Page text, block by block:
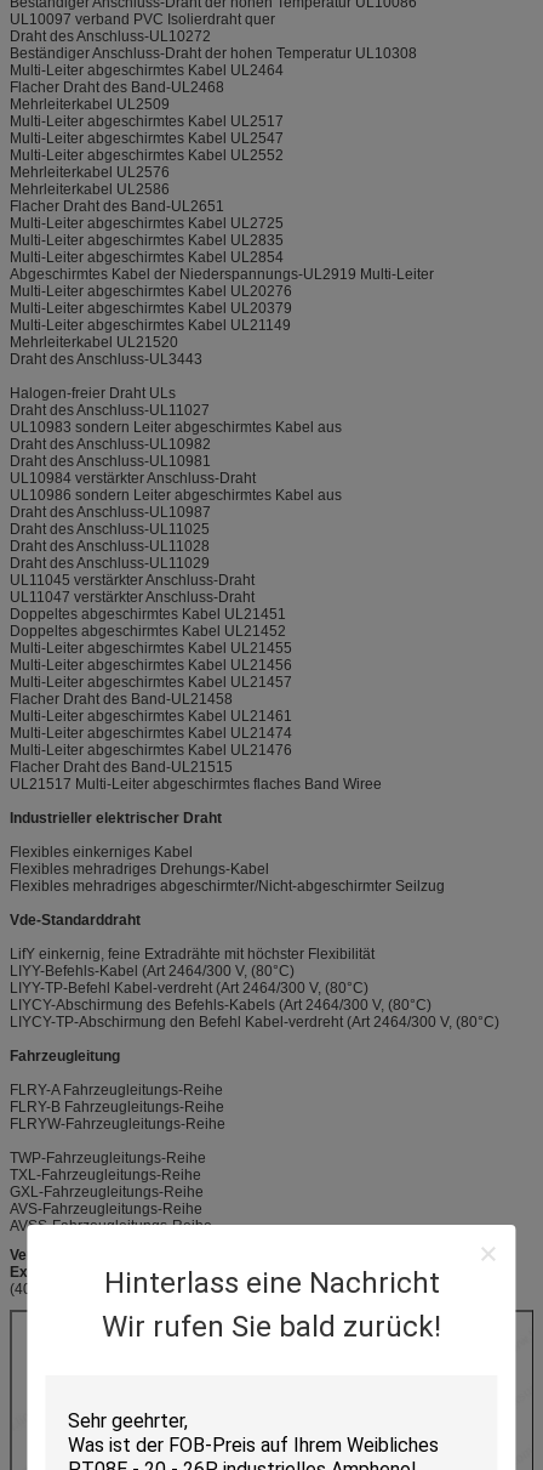
Hinterlass eine Nachricht
Wir rufen Sie bald zurück!
UL10097 verband PVC Isolierdraht quer
Draht des Anschluss-UL10272
Beständiger Anschluss-Draht der hohen Temperatur UL10308
Multi-Leiter abgeschirmtes Kabel UL2464
Flacher Draht des Band-UL2468
Mehrleiterkabel UL2509
Multi-Leiter abgeschirmtes Kabel UL2517
Multi-Leiter abgeschirmtes Kabel UL2547
Multi-Leiter abgeschirmtes Kabel UL2552
Mehrleiterkabel UL2576
Mehrleiterkabel UL2586
Flacher Draht des Band-UL2651
Multi-Leiter abgeschirmtes Kabel UL2725
Multi-Leiter abgeschirmtes Kabel UL2835
Multi-Leiter abgeschirmtes Kabel UL2854
Abgeschirmtes Kabel der Niederspannungs-UL2919 Multi-Leiter
Multi-Leiter abgeschirmtes Kabel UL20276
Multi-Leiter abgeschirmtes Kabel UL20379
Multi-Leiter abgeschirmtes Kabel UL21149
Mehrleiterkabel UL21520
Draht des Anschluss-UL3443
Halogen-freier Draht ULs
Draht des Anschluss-UL11027
UL10983 sondern Leiter abgeschirmtes Kabel aus
Draht des Anschluss-UL10982
Draht des Anschluss-UL10981
UL10984 verstärkter Anschluss-Draht
UL10986 sondern Leiter abgeschirmtes Kabel aus
Draht des Anschluss-UL10987
Draht des Anschluss-UL11025
Draht des Anschluss-UL11028
Draht des Anschluss-UL11029
UL11045 verstärkter Anschluss-Draht
UL11047 verstärkter Anschluss-Draht
Doppeltes abgeschirmtes Kabel UL21451
Doppeltes abgeschirmtes Kabel UL21452
Multi-Leiter abgeschirmtes Kabel UL21455
Multi-Leiter abgeschirmtes Kabel UL21456
Multi-Leiter abgeschirmtes Kabel UL21457
Flacher Draht des Band-UL21458
Multi-Leiter abgeschirmtes Kabel UL21461
Multi-Leiter abgeschirmtes Kabel UL21474
Multi-Leiter abgeschirmtes Kabel UL21476
Flacher Draht des Band-UL21515
UL21517 Multi-Leiter abgeschirmtes flaches Band Wiree
Industrieller elektrischer Draht
Flexibles einkerniges Kabel
Flexibles mehradriges Drehungs-Kabel
Flexibles mehradriges abgeschirmter/Nicht-abgeschirmter Seilzug
Vde-Standarddraht
LifY einkernig, feine Extradrähte mit höchster Flexibilität
LIYY-Befehls-Kabel (Art 2464/300 V, (80°C)
LIYY-TP-Befehl Kabel-verdreht (Art 2464/300 V, (80°C)
LIYCY-Abschirmung des Befehls-Kabels (Art 2464/300 V, (80°C)
LIYCY-TP-Abschirmung den Befehl Kabel-verdreht (Art 2464/300 V, (80°C)
Fahrzeugleitung
FLRY-A Fahrzeugleitungs-Reihe
FLRY-B Fahrzeugleitungs-Reihe
FLRYW-Fahrzeugleitungs-Reihe
TWP-Fahrzeugleitungs-Reihe
TXL-Fahrzeugleitungs-Reihe
GXL-Fahrzeugleitungs-Reihe
AVS-Fahrzeugleitungs-Reihe
AVSS-Fahrzeugleitungs-Reihe
Verpacken u. Versenden
Exportkartone
(406mm*306mm*250mm)